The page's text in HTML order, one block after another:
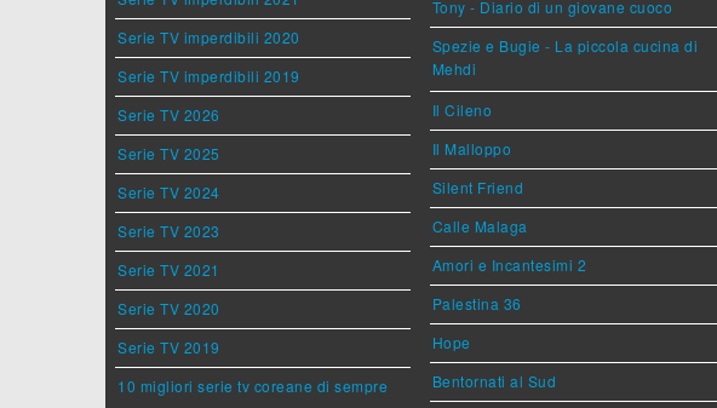
Serie TV imperdibili 2020
Serie TV imperdibili 2019
Serie TV 2026
Serie TV 2025
Serie TV 2024
Serie TV 2023
Serie TV 2021
Serie TV 2020
Serie TV 2019
10 migliori serie tv coreane di sempre
Tony - Diario di un giovane cuoco
Spezie e Bugie - La piccola cucina di
Mehdi
Il Cileno
Il Malloppo
Silent Friend
Calle Malaga
Amori e Incantesimi 2
Palestina 36
Hope
Bentornati al Sud